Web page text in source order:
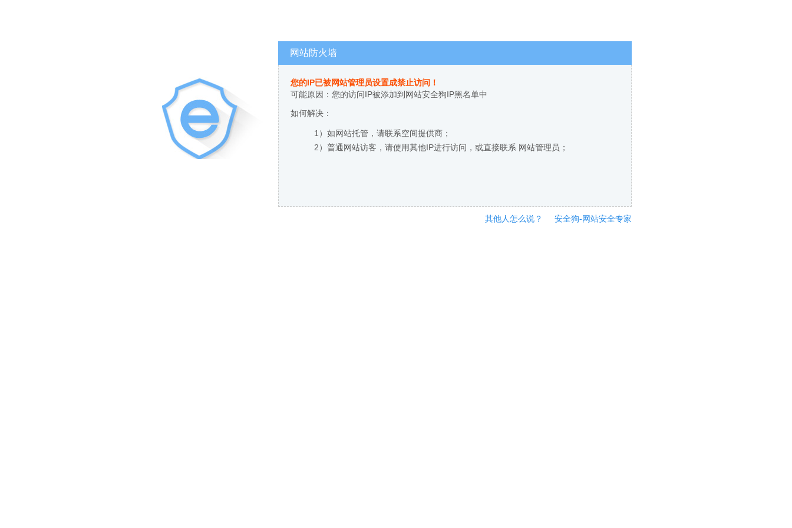
网站防火墙
您的IP已被网站管理员设置成禁止访问！
可能原因：您的访问IP被添加到网站安全狗IP黑名单中
如何解决：
1）如网站托管，请联系空间提供商；
2）普通网站访客，请使用其他IP进行访问，或直接联系 网站管理员；
其他人怎么说？ 安全狗-网站安全专家